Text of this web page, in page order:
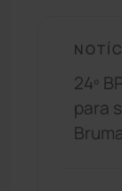
24º
para